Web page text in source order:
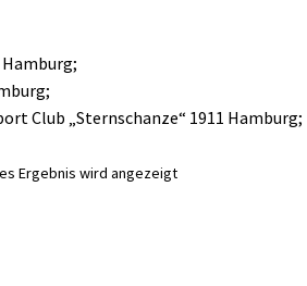
Hamburg;
Club „Sternschanze“ 1911 Hamburg;
Ergebnis wird angezeigt